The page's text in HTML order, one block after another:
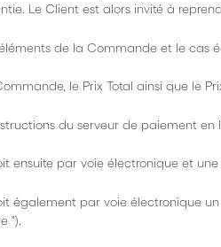
Le Client est alors invité à
de la Commande et le cas
le Prix Total ainsi que le
du serveur de paiement
ensuite par voie électronique et
également par voie électronique
").